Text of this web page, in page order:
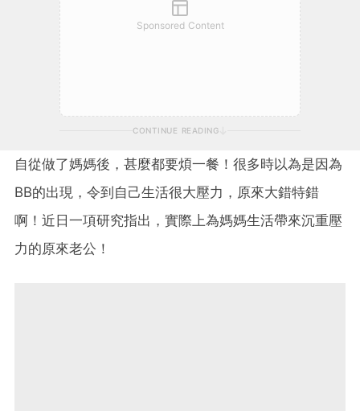
Sponsored Content
CONTINUE READING
自從做了媽媽後，甚麼都要煩一餐！很多時以為是因為
BB的出現，令到自己生活很大壓力，原來大錯特錯
啊！近日一項研究指出，實際上為媽媽生活帶來沉重壓
力的原來老公！